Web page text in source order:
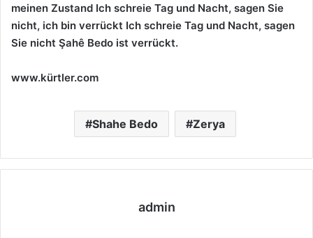
meinen Zustand Ich schreie Tag und Nacht, sagen Sie
nicht, ich bin verrückt Ich schreie Tag und Nacht, sagen
Sie nicht Şahê Bedo ist verrückt.
www.kürtler.com
Shahe Bedo Zerya
admin